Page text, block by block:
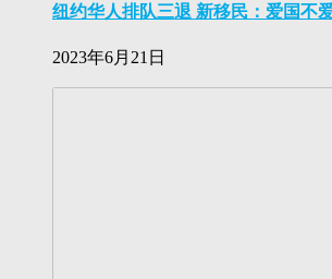
纽约华人排队三退 新移民：爱国不
2023年6月21日